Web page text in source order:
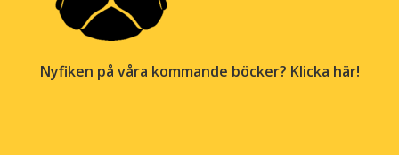
Nyfiken på våra kommande böcker? Klicka här!